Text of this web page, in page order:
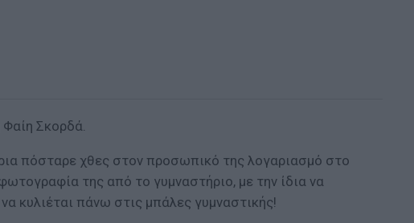
Σκορδά.
πόσταρε χθες στον προσωπικό της λογαριασμό στο
της από το γυμναστήριο, με την ίδια να
να κυλιέται πάνω στις μπάλες γυμναστικής!